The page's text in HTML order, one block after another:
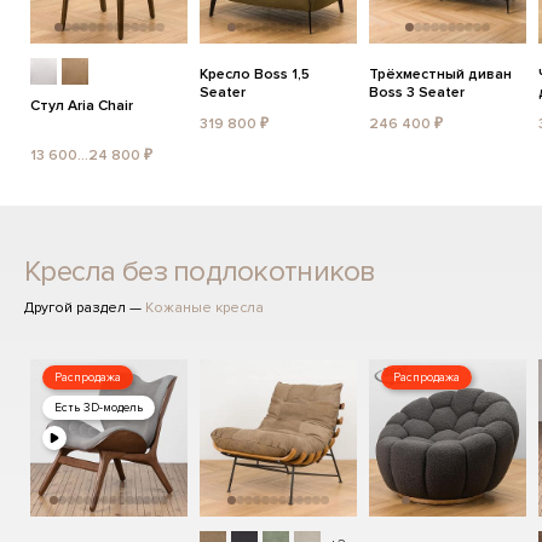
Стул Aria Chair
13 600...24 800 ₽
Кресло Boss 1,5
Seater
319 800 ₽
Трёхместный диван
Boss 3 Seater
246 400 ₽
Кресла без подлокотников
Другой раздел — Кожаные кресла
Распродажа
Есть 3D-модель
Распродажа